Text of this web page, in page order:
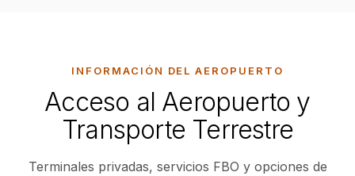
INFORMACIÓN DEL AEROPUERTO
Acceso al Aeropuerto y
Transporte Terrestre
Terminales privadas, servicios FBO y opciones de